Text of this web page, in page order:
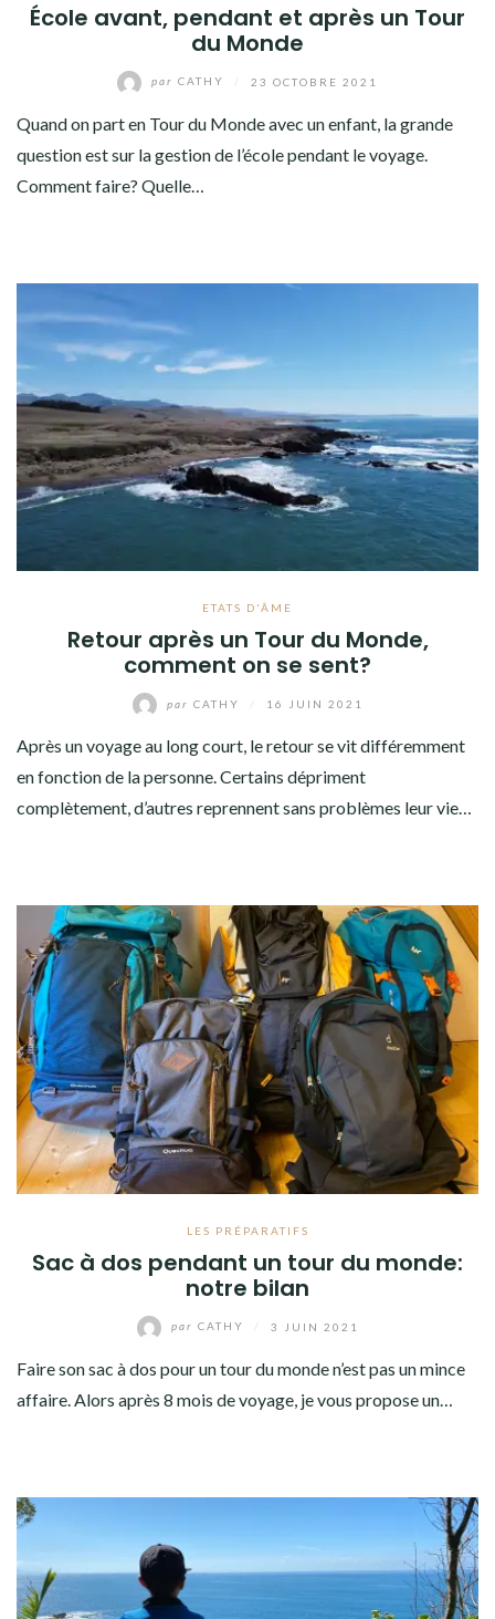
École avant, pendant et après un Tour
du Monde
par CATHY 23 OCTOBRE 2021
Quand on part en Tour du Monde avec un enfant, la grande
question est sur la gestion de l’école pendant le voyage.
Comment faire? Quelle…
ETATS D'ÂME
Retour après un Tour du Monde,
comment on se sent?
par CATHY 16 JUIN 2021
Après un voyage au long court, le retour se vit différemment
en fonction de la personne. Certains dépriment
complètement, d’autres reprennent sans problèmes leur vie…
LES PRÉPARATIFS
Sac à dos pendant un tour du monde:
notre bilan
par CATHY 3 JUIN 2021
Faire son sac à dos pour un tour du monde n’est pas un mince
affaire. Alors après 8 mois de voyage, je vous propose un…